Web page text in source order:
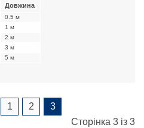
Довжина
0.5 м
1 м
2 м
3 м
5 м
1 2
3
Сторінка 3 із 3